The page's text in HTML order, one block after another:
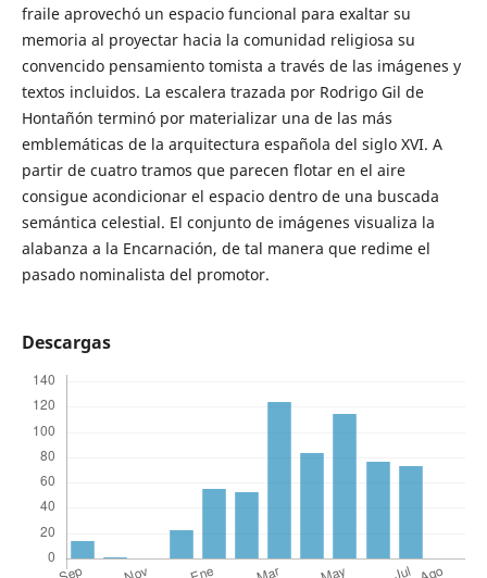
fraile aprovechó un espacio funcional para exaltar su
memoria al proyectar hacia la comunidad religiosa su
convencido pensamiento tomista a través de las imágenes y
textos incluidos. La escalera trazada por Rodrigo Gil de
Hontañón terminó por materializar una de las más
emblemáticas de la arquitectura española del siglo XVI. A
partir de cuatro tramos que parecen flotar en el aire
consigue acondicionar el espacio dentro de una buscada
semántica celestial. El conjunto de imágenes visualiza la
alabanza a la Encarnación, de tal manera que redime el
pasado nominalista del promotor.
Descargas